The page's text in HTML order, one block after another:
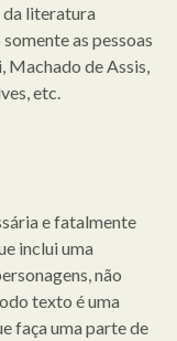
da literatura
as pessoas
de Assis,
etc.
e fatalmente
inclui uma
não
texto é uma
faça uma parte de